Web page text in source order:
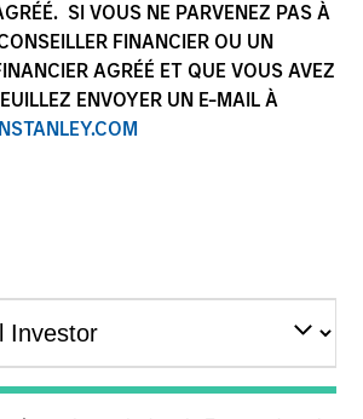
SI VOUS NE PARVENEZ PAS À
FINANCIER OU UN
AGRÉÉ ET QUE VOUS AVEZ
ENVOYER UN E-MAIL À
EXPERIENCE